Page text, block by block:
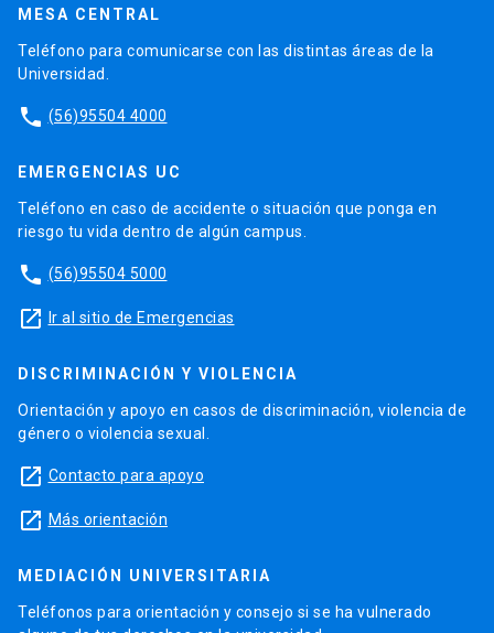
MESA CENTRAL
Teléfono para comunicarse con las distintas áreas de la
Universidad.
phone (56)95504 4000
EMERGENCIAS UC
Teléfono en caso de accidente o situación que ponga en
riesgo tu vida dentro de algún campus.
phone (56)95504 5000
launch Ir al sitio de Emergencias
DISCRIMINACIÓN Y VIOLENCIA
Orientación y apoyo en casos de discriminación, violencia de
género o violencia sexual.
launch Contacto para apoyo
launch Más orientación
MEDIACIÓN UNIVERSITARIA
Teléfonos para orientación y consejo si se ha vulnerado